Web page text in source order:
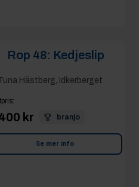
Rop 48: Kedjeslip
Hästberg, Idkerberget
:
kr branjo
Se mer info